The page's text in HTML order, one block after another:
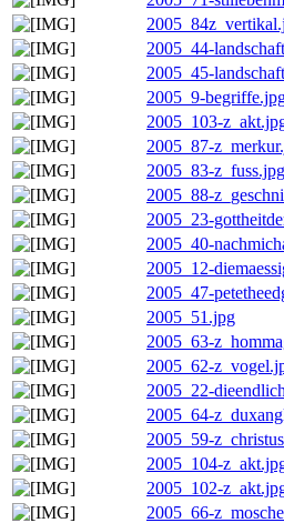
2005_44-
2005_45-
2005_9-
2005_103-
2005_87-
2005_83-z_fuss.jpg
2005_88-
2005_23-
2005_40-
2005_12-
2005_47-
2005_51.jpg
2005_63-
2005_62-
2005_22-
2005_64-
2005_59-
2005_104-
2005_102-
2005_66-